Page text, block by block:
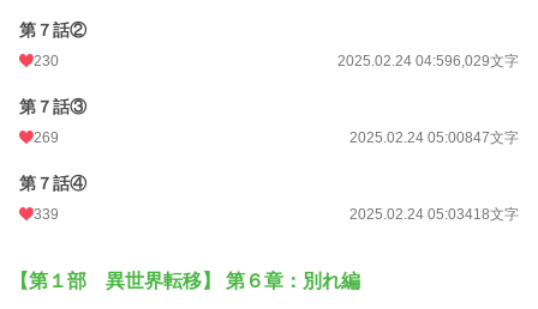
第７話②
230 2025.02.24 04:596,029文字
第７話③
269 2025.02.24 05:00847文字
第７話④
339 2025.02.24 05:03418文字
【第１部 異世界転移】 第６章：別れ編